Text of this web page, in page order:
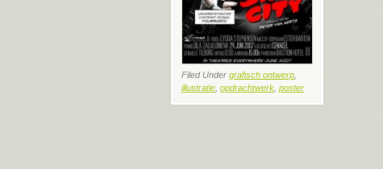
Filed Under grafisch ontwerp
illustratie opdrachtwerk poster